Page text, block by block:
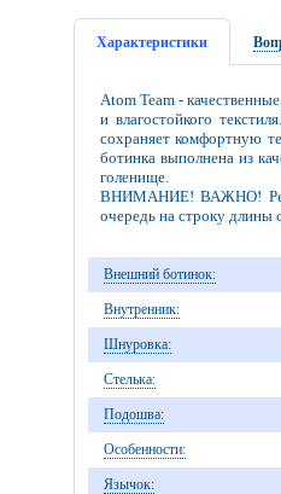
Характеристики
Atom Team -
и влагостойкого
сохраняет комфортную
ботинка выполнена из
голенище.
ВНИМАНИЕ! ВАЖНО!
очередь на строку длины
Внешний ботинок:
Внутренник:
Шнуровка:
Стелька:
Подошва:
Особенности:
Язычок: